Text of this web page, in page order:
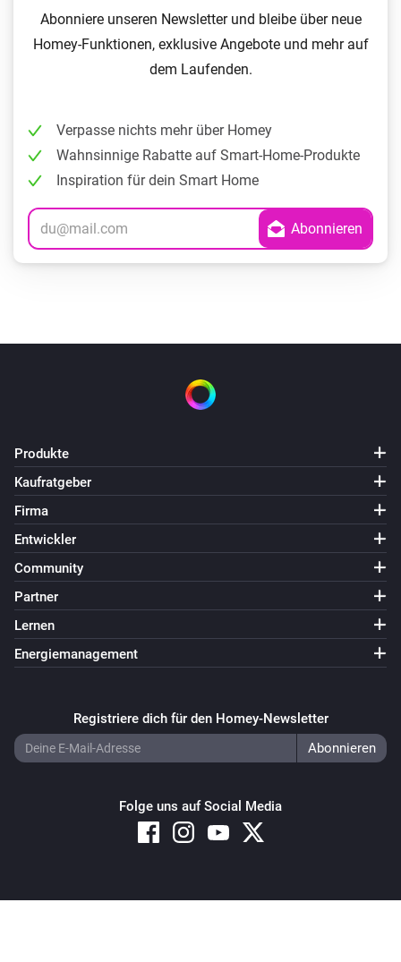
Abonniere unseren Newsletter und bleibe über neue
Homey-Funktionen, exklusive Angebote und mehr auf
dem Laufenden.
Verpasse nichts mehr über Homey
Wahnsinnige Rabatte auf Smart-Home-Produkte
Inspiration für dein Smart Home
Produkte
Kaufratgeber
Firma
Entwickler
Community
Partner
Lernen
Energiemanagement
Registriere dich für den Homey-Newsletter
Folge uns auf Social Media